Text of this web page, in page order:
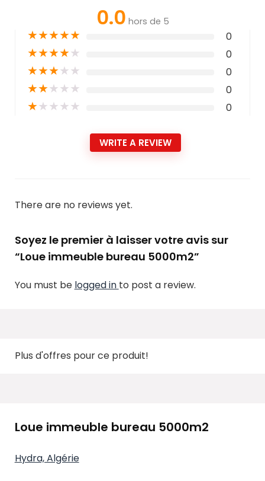
0.0 hors de 5
★★★★★ 0
★★★★★ 0
★★★★★ 0
★★★★★ 0
★★★★★ 0
WRITE A REVIEW
There are no reviews yet.
Soyez le premier à laisser votre avis sur
“Loue immeuble bureau 5000m2”
You must be logged in to post a review.
Plus d'offres pour ce produit!
Loue immeuble bureau 5000m2
Hydra, Algérie